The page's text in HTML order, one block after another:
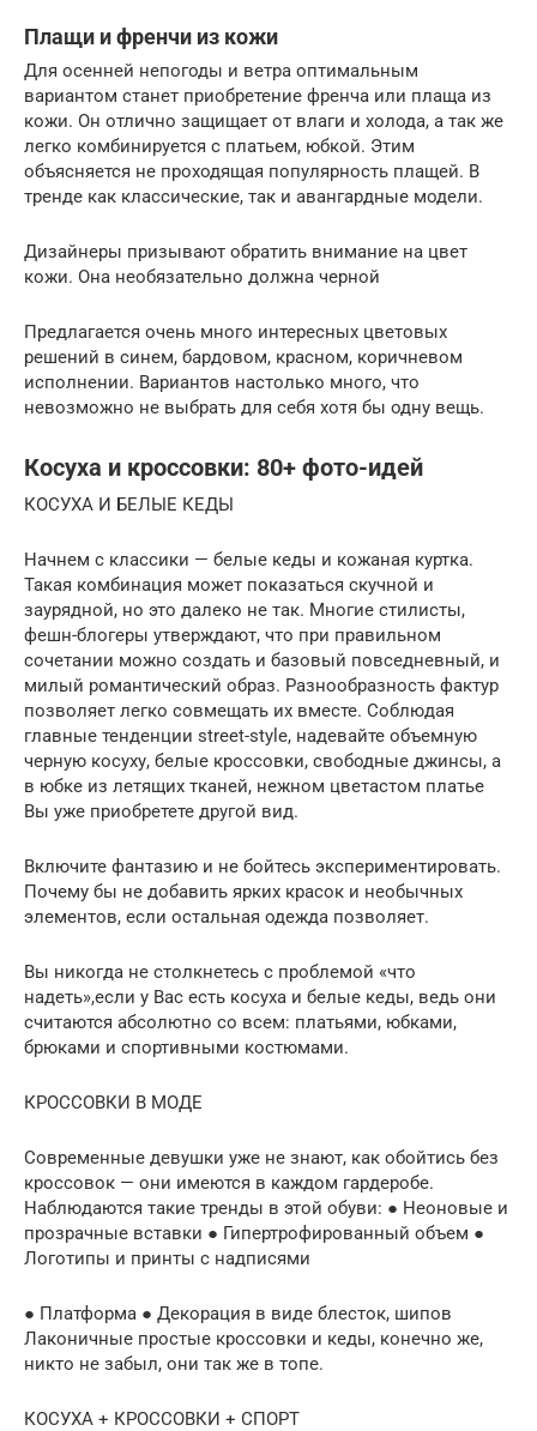
Плащи и френчи из кожи
Для осенней непогоды и ветра оптимальным
вариантом станет приобретение френча или плаща из
кожи. Он отлично защищает от влаги и холода, а так же
легко комбинируется с платьем, юбкой. Этим
объясняется не проходящая популярность плащей. В
тренде как классические, так и авангардные модели.
Дизайнеры призывают обратить внимание на цвет
кожи. Она необязательно должна черной
Предлагается очень много интересных цветовых
решений в синем, бардовом, красном, коричневом
исполнении. Вариантов настолько много, что
невозможно не выбрать для себя хотя бы одну вещь.
Косуха и кроссовки: 80+ фото-идей
КОСУХА И БЕЛЫЕ КЕДЫ
Начнем с классики — белые кеды и кожаная куртка.
Такая комбинация может показаться скучной и
заурядной, но это далеко не так. Многие стилисты,
фешн-блогеры утверждают, что при правильном
сочетании можно создать и базовый повседневный, и
милый романтический образ. Разнообразность фактур
позволяет легко совмещать их вместе. Соблюдая
главные тенденции street-style, надевайте объемную
черную косуху, белые кроссовки, свободные джинсы, а
в юбке из летящих тканей, нежном цветастом платье
Вы уже приобретете другой вид.
Включите фантазию и не бойтесь экспериментировать.
Почему бы не добавить ярких красок и необычных
элементов, если остальная одежда позволяет.
Вы никогда не столкнетесь с проблемой «что
надеть»,если у Вас есть косуха и белые кеды, ведь они
считаются абсолютно со всем: платьями, юбками,
брюками и спортивными костюмами.
КРОССОВКИ В МОДЕ
Современные девушки уже не знают, как обойтись без
кроссовок — они имеются в каждом гардеробе.
Наблюдаются такие тренды в этой обуви: ● Неоновые и
прозрачные вставки ● Гипертрофированный объем ●
Логотипы и принты с надписями
● Платформа ● Декорация в виде блесток, шипов
Лаконичные простые кроссовки и кеды, конечно же,
никто не забыл, они так же в топе.
КОСУХА + КРОССОВКИ + СПОРТ